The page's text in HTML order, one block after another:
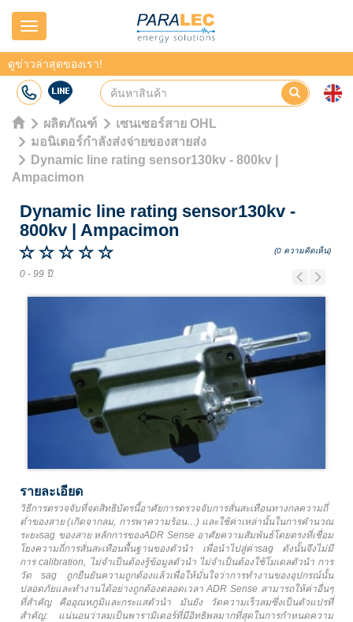
Navigation
ดูข่าวล่าสุดของเรา!
ผลิตภัณฑ์
เซนเซอร์สาย OHL
มอนิเตอร์กำลังส่งจ่ายของสายส่ง
Dynamic line rating sensor130kv - 800kv |
Ampacimon
Dynamic line rating sensor130kv -
800kv | Ampacimon
(0 ความคิดเห็น)
0 - 99 ปี Previous
รายละเอียด
วิธีการตรวจจับที่จดสิทธิบัตรนี้อาศัยการตรวจจับการสั่นสะเทือนทางกลความถี่
ต่ำของสาย (เกิดจากลม, การพาความร้อน…) และใช้ค่าเหล่านั้นในการคำนวณ
ระยะsag ของสาย หลักการของADR Sense อาศัยความสัมพันธ์โดยตรงที่เชื่อม
โยงความถี่การสั่นสะเทือนพื้นฐานของตัวนำ เพื่อนำไปสู่ค่าsag ดังนั้นจึงไม่มี
การ calibration, ไม่จำเป็นต้องรู้ข้อมูลตัวนำ ไม่จำเป็นต้องใช้โมเดลตัวนำ การ
วัด sag ถูกยืนยันความถูกต้องแล้วเพื่อให้มั่นใจว่าการทำงานของอุปกรณ์นั้น
ปลอดภัยและทำงานได้อย่างถูกต้องตลอดเวลา ADR Sense สามารถให้ค่าอื่นๆ
ที่สำคัญ คืออุณหภูมิและกระแสตัวนำ มันยัง วัดความเร็วลมซึ่งเป็นตัวแปรที่
สำคัญ: แน่นอนว่าลมเป็นพารามิเตอร์ที่มีอิทธิพลมากที่สุดในการกำหนดความ